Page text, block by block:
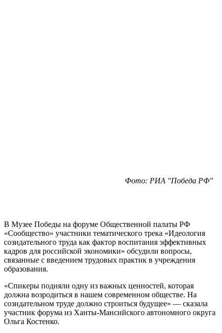
Фото: РИА "Победа РФ"
В Музее Победы на форуме Общественной палаты РФ
«Сообщество» участники тематического трека «Идеология
созидательного труда как фактор воспитания эффективных
кадров для российской экономики» обсудили вопросы,
связанные с введением трудовых практик в учреждения
образования.
«Спикеры подняли одну из важных ценностей, которая
должна возродиться в нашем современном обществе. На
созидательном труде должно строиться будущее» — сказала
участник форума из Ханты-Мансийского автономного округа
Ольга Костенко.